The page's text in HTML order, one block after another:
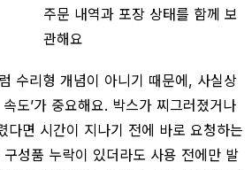
주문 내역과 포장 상태를 함께 보
관해요
수리형 개념이 아니기 때문에, 사실상
도’가 중요해요. 박스가 찌그러졌거나
다면 시간이 지나기 전에 바로 요청하는
성품 누락이 있더라도 사용 전에만 발